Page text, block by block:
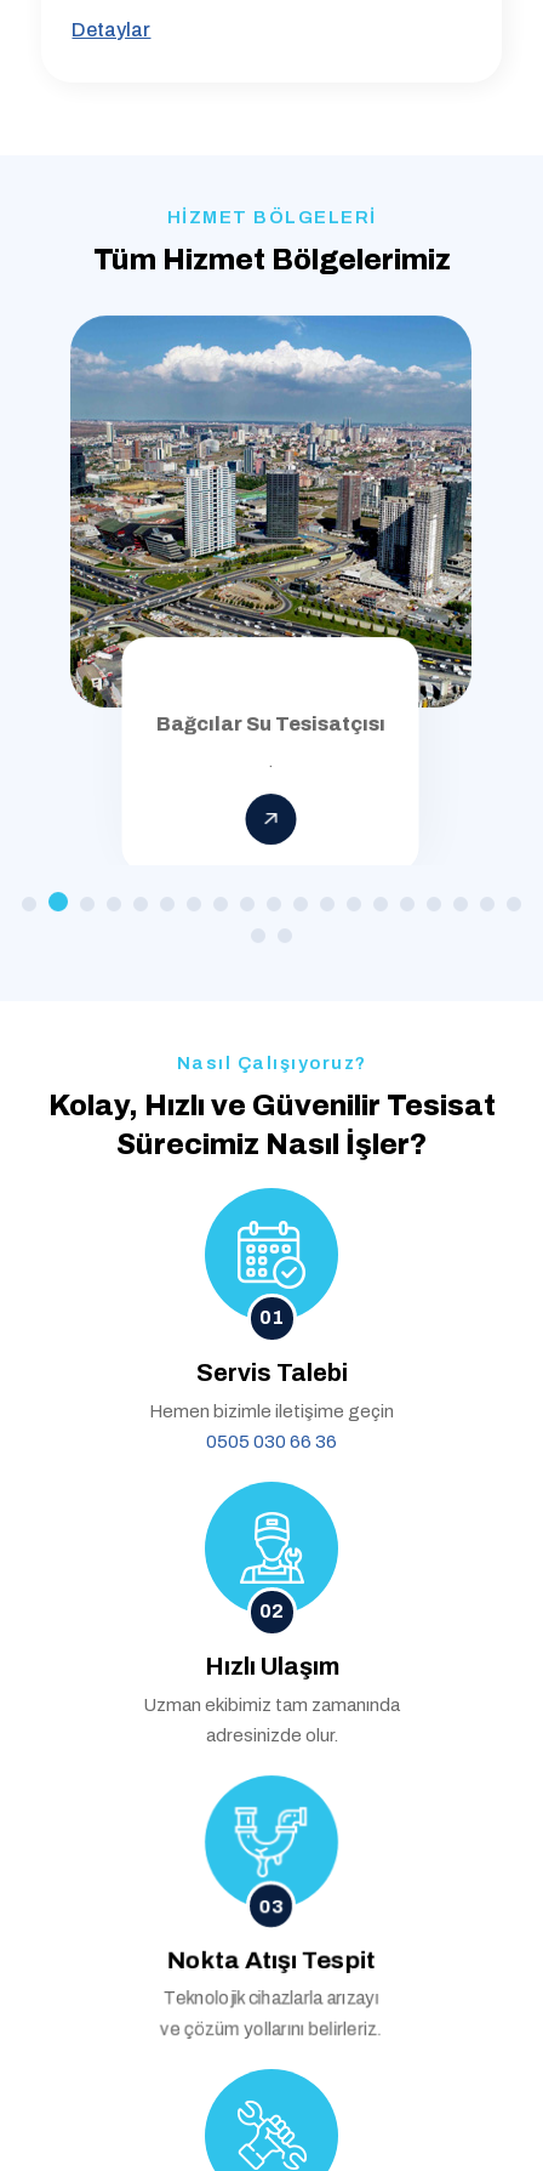
Detaylar
HİZMET BÖLGELERİ
Tüm Hizmet Bölgelerimiz
Bağcılar Su Tesisatçısı
Nasıl Çalışıyoruz?
Kolay, Hızlı ve Güvenilir Tesisat
Sürecimiz Nasıl İşler?
01
Servis Talebi
Hemen bizimle iletişime geçin
0505 030 66 36
02
Hızlı Ulaşım
Uzman ekibimiz tam zamanında
adresinizde olur.
03
Nokta Atışı Tespit
Teknolojik cihazlarla arızayı
ve çözüm yollarını belirleriz.